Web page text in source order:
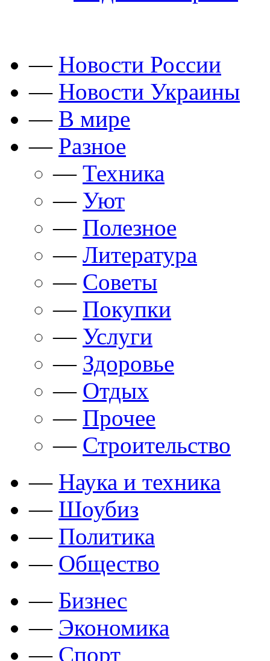
— Новости России
— Новости Украины
— В мире
— Разное
— Техника
— Уют
— Полезное
— Литература
— Советы
— Покупки
— Услуги
— Здоровье
— Отдых
— Прочее
— Строительство
— Наука и техника
— Шоубиз
— Политика
— Общество
— Бизнес
— Экономика
— Спорт